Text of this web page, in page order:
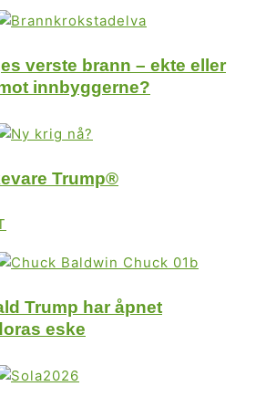
verste brann – ekte eller
innbyggerne?
Trump®
Trump har åpnet
eske